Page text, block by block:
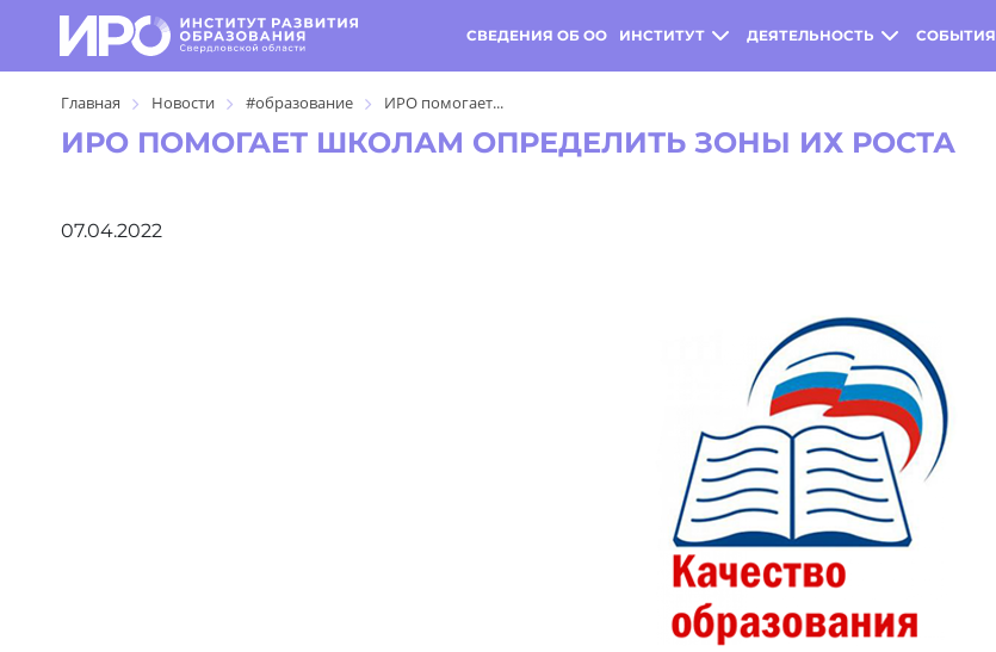
СВЕДЕНИЯ ОБ ОО ИНСТИТУТ ДЕЯТЕЛЬНОСТЬ СОБЫТИЯ
Главная Новости #образование ИРО помогает...
ИРО ПОМОГАЕТ ШКОЛАМ ОПРЕДЕЛИТЬ ЗОНЫ ИХ РОСТА
07.04.2022